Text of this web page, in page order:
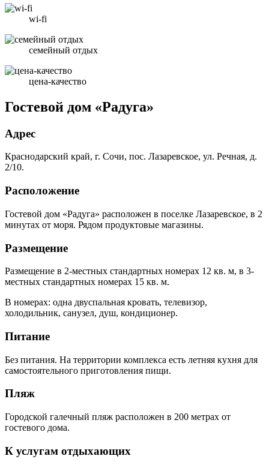
wi-fi
семейный отдых
цена-качество
Гостевой дом «Радуга»
Адрес
Краснодарский край, г. Сочи, пос. Лазаревское, ул. Речная, д.
2/10.
Расположение
Гостевой дом «Радуга» расположен в поселке Лазаревское, в 2
минутах от моря. Рядом продуктовые магазины.
Размещение
Размещение в 2-местных стандартных номерах 12 кв. м, в 3-
местных стандартных номерах 15 кв. м.
В номерах: одна двуспальная кровать, телевизор,
холодильник, санузел, душ, кондиционер.
Питание
Без питания. На территории комплекса есть летняя кухня для
самостоятельного приготовления пищи.
Пляж
Городской галечный пляж расположен в 200 метрах от
гостевого дома.
К услугам отдыхающих